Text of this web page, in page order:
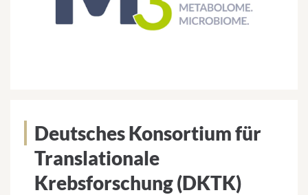
Deutsches Konsortium für
Translationale
Krebsforschung (DKTK)